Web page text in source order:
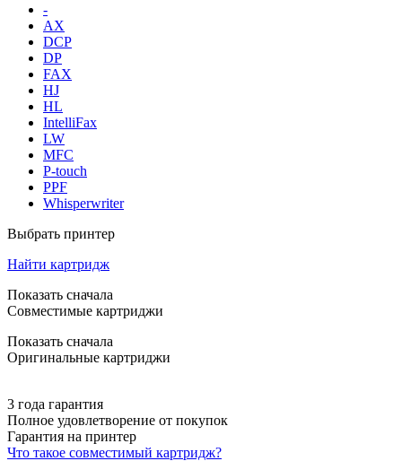
-
AX
DCP
DP
FAX
HJ
HL
IntelliFax
LW
MFC
P-touch
PPF
Whisperwriter
Выбрать принтер
Найти картридж
Показать сначала
Совместимые картриджи
Показать сначала
Оригинальные картриджи
3 года гарантия
Полное удовлетворение от покупок
Гарантия на принтер
Что такое совместимый картридж?